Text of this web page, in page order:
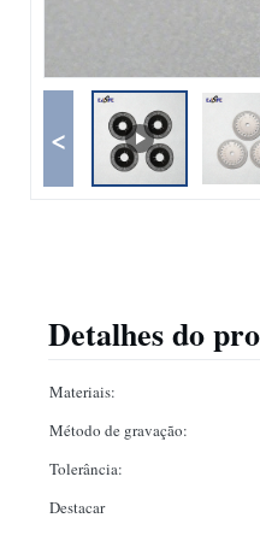
<
Detalhes do
Materiais:
Método de gravação:
Tolerância:
Destacar